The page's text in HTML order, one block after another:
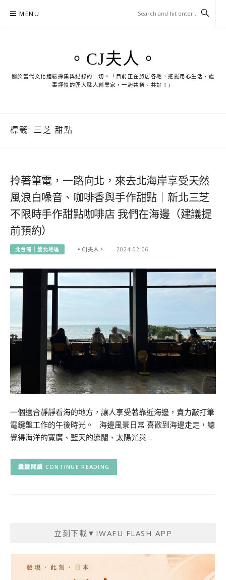
MENU
。CJ夫人。
關於當代文化體驗採集與紀錄的一切。「目前正在旅居各地，挖掘用心生活、處
事謹慎的匠人職人創業家，一起共榮、共好！」
標籤: 三芝 甜點
拎著筆電，一路向北，來去北海岸享受天然
風浪白噪音、咖啡香與手作甜點｜新北三芝
不限時手作甜點咖啡店 我們在海邊（建議提
前預約）
北台灣｜雙北地區 。CJ夫人。 2024-02-06
一個適合靜靜看海的地方，讓人享受著靠近海邊，賣力敲打筆
電鍵盤工作的午後時光。 海邊風景日常 喜歡到海邊走走，總
覺得海洋的寬廣、藍天的遼闊、太陽光與…
CONTINUE READING
立刻下載▼IWAFU FLASH APP